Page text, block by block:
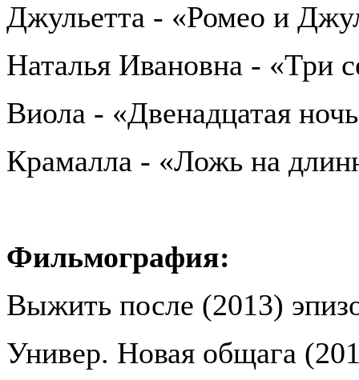
Джульетта - «Ромео и
Наталья Ивановна - «Три
Виола - «Двенадцатая
Крамалла - «Ложь на
Фильмография:
Выжить после (2013)
Универ. Новая общага